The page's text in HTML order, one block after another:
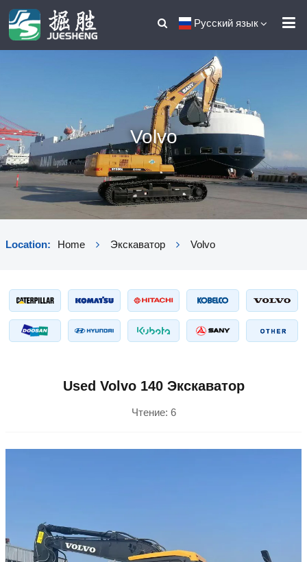
Русский язык
Volvo
Location: Home Экскаватор Volvo
Used Volvo 140 Экскаватор
Чтение: 6